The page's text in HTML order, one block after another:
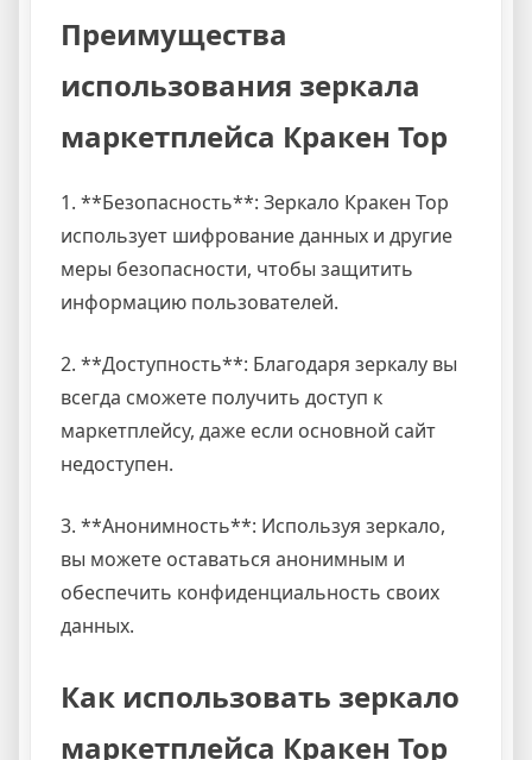
Преимущества
использования зеркала
маркетплейса Кракен Тор
1. **Безопасность**: Зеркало Кракен Тор
использует шифрование данных и другие
меры безопасности, чтобы защитить
информацию пользователей.
2. **Доступность**: Благодаря зеркалу вы
всегда сможете получить доступ к
маркетплейсу, даже если основной сайт
недоступен.
3. **Анонимность**: Используя зеркало,
вы можете оставаться анонимным и
обеспечить конфиденциальность своих
данных.
Как использовать зеркало
маркетплейса Кракен Тор